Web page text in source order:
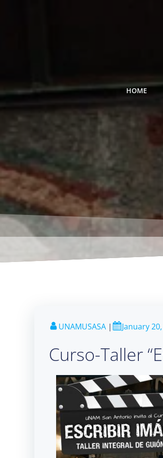
HOME
UNAMUSASA | January
Curso-Taller